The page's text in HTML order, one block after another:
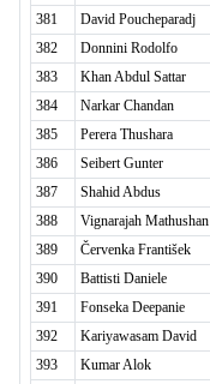
381
David Poucheparadj
382
Donnini Rodolfo
383
Khan Abdul Sattar
384
Narkar Chandan
385
Perera Thushara
386
Seibert Gunter
387
Shahid Abdus
388
Vignarajah Mathushan
389
Červenka František
390
Battisti Daniele
391
Fonseka Deepanie
392
Kariyawasam David
393
Kumar Alok